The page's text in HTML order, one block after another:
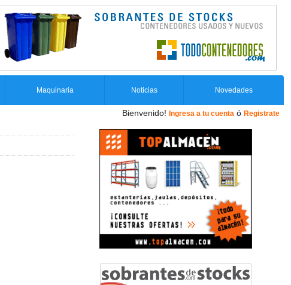
Maquinaria Noticias Novedades
Bienvenido! Ingresa a tu cuenta ó Registrate